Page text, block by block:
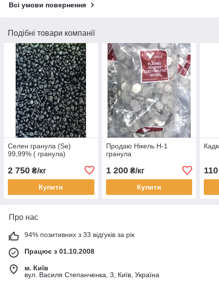
Всі умови повернення
Подібні товари компанії
Селен гранула (Se)
99,99% ( гранула)
2 750 ₴/кг
Купити
Продаю Нікель Н-1
гранула
1 200₴/кг
Купити
110
Про нас
94% позитивних з 33 відгуків за рік
Працює з 01.10.2008
м. Київ
вул. Василя Степанченка, 3, Київ, Україна